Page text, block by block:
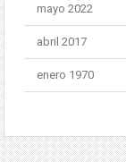
mayo 2022
abril 2017
enero 1970